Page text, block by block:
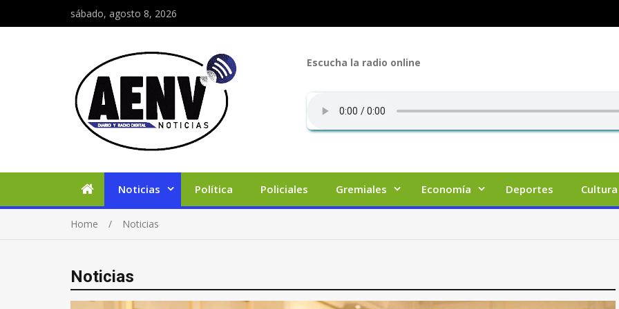
sábado, agosto 8, 2026
Escucha la radio online
Noticias Política Policiales Gremiales Economía Deportes Cultura
Home Noticias
Noticias